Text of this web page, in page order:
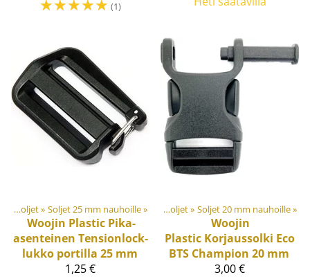
☆☆☆☆☆ (1)
Soljet ja säätösoljet‪» Soljet 25 mm nauhoille‪»
Woojin Plastic Pika-
asenteinen Tensionlock-
lukko portilla 25 mm
1,25 €
Muovi- ja metalliosat ‪» Soljet ja säätösoljet‪» Soljet 20 mm nauhoille‪»
Woojin
Plastic Korjaussolki Eco
BTS Champion 20 mm
3,00 €